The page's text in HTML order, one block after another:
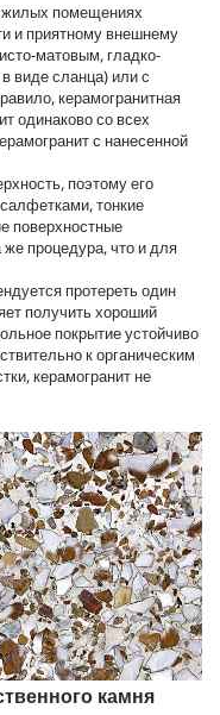
жилых помещениях
и приятному внешнему
матовым, гладко-
виде сланца) или с
керамогранитная
одинаково со всех
с нанесенной
поэтому его
тонкие
поверхностные
процедура, что и для
протереть один
получить хороший
покрытие устойчиво
к органическим
керамогранит не
камня